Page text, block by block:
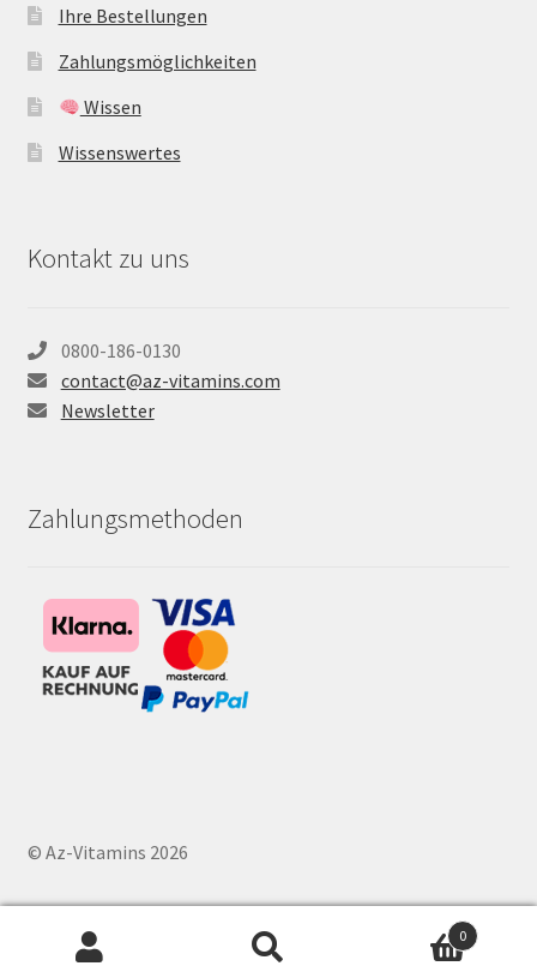
Ihre Bestellungen
Zahlungsmöglichkeiten
Wissen
Wissenswertes
Kontakt zu uns
0800-186-0130
contact@az-vitamins.com
Newsletter
Zahlungsmethoden
© Az-Vitamins 2026
0